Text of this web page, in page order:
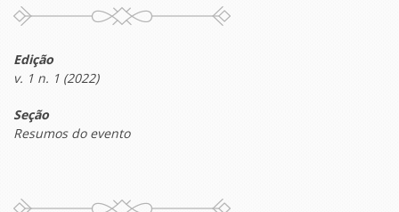
Edição
v. 1 n. 1 (2022)
Seção
Resumos do evento